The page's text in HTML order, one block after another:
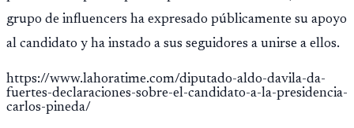
grupo de influencers ha expresado públicamente su apoyo
al candidato y ha instado a sus seguidores a unirse a ellos.
https://www.lahoratime.com/diputado-aldo-davila-da-
fuertes-declaraciones-sobre-el-candidato-a-la-presidencia-
carlos-pineda/